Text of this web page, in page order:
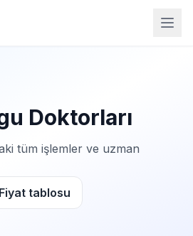
Doktorları
tüm işlemler ve uzman
Fiyat tablosu